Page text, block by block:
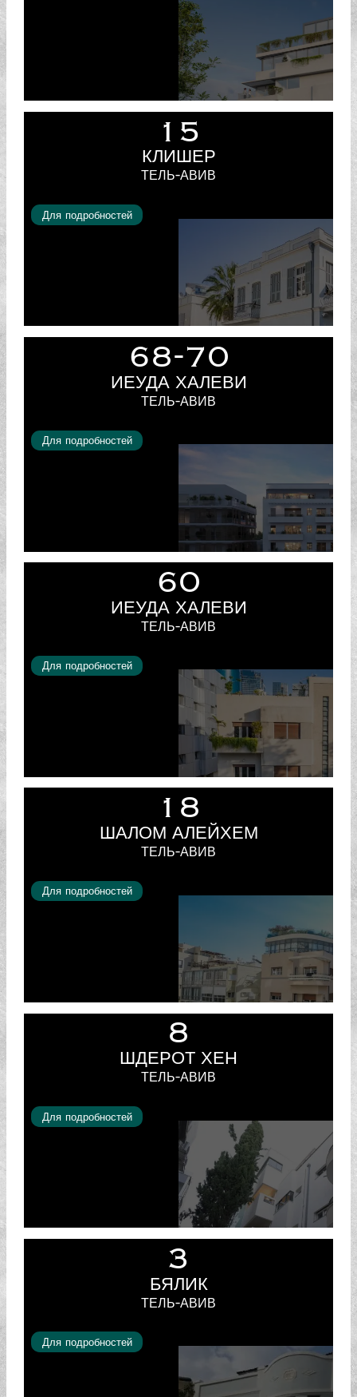
15
КЛИШЕР
ТЕЛЬ-АВИВ
Для подробностей
68-70
ИЕУДА ХАЛЕВИ
ТЕЛЬ-АВИВ
Для подробностей
60
ИЕУДА ХАЛЕВИ
ТЕЛЬ-АВИВ
Для подробностей
18
ШАЛОМ АЛЕЙХЕМ
ТЕЛЬ-АВИВ
Для подробностей
8
ШДЕРОТ ХЕН
ТЕЛЬ-АВИВ
Для подробностей
3
БЯЛИК
ТЕЛЬ-АВИВ
Для подробностей